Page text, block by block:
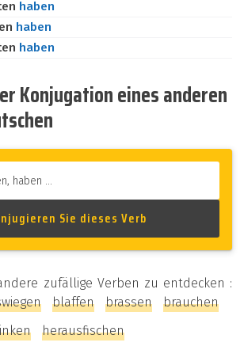
haben
haben
haben
Konjugation eines anderen
zufällige Verben zu entdecken :
blaffen brassen
brauchen
herausfischen